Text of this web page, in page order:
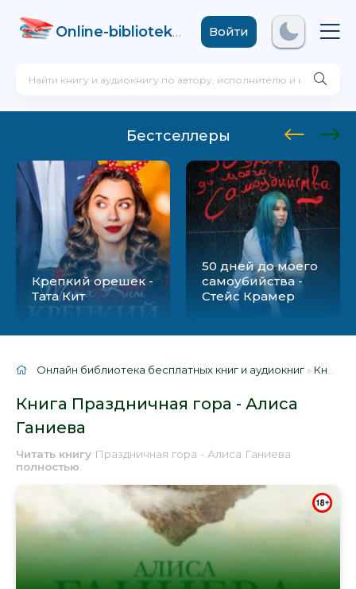
Online-biblioteka .comВойти
Бестселлеры
Крепкий орешек -
Тата Кит
50 дней до моего
самоубийства -
Стейс Крамер
Онлайн библиотека бесплатных книг и аудиокниг » Книги
Книга Праздничная гора - Алиса
Ганиева
Читать книгу Праздничная гора - Алиса Ганиева
полностью